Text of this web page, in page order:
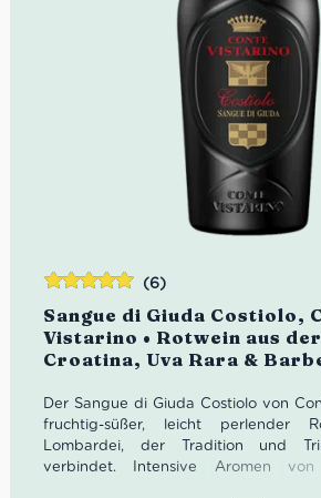
Sangue di Giuda Costiolo,
Vistarino • Rotwein aus
Croatina, Uva Rara &
(6)
Der Sangue di Giuda Costiolo von
fruchtig-süßer, leicht perlender
Lombardei, der Tradition und
verbindet. Intensive Aromen von
mit5.00von
5